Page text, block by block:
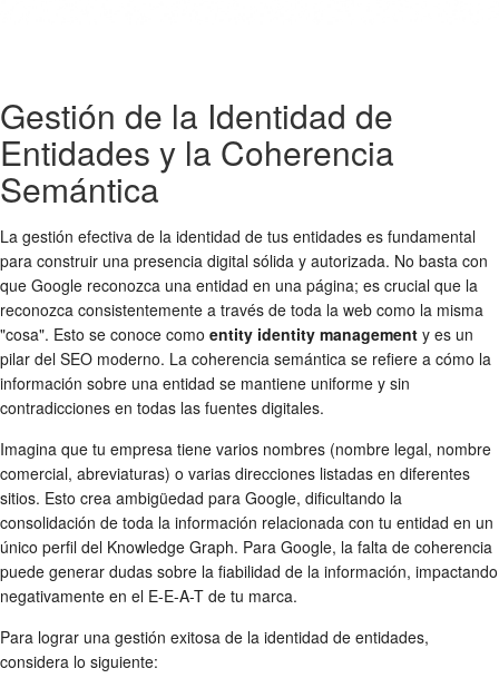
Gestión de la Identidad de
Entidades y la Coherencia
Semántica
La gestión efectiva de la identidad de tus entidades es fundamental
para construir una presencia digital sólida y autorizada. No basta con
que Google reconozca una entidad en una página; es crucial que la
reconozca consistentemente a través de toda la web como la misma
"cosa". Esto se conoce como entity identity management y es un
pilar del SEO moderno. La coherencia semántica se refiere a cómo la
información sobre una entidad se mantiene uniforme y sin
contradicciones en todas las fuentes digitales.
Imagina que tu empresa tiene varios nombres (nombre legal, nombre
comercial, abreviaturas) o varias direcciones listadas en diferentes
sitios. Esto crea ambigüedad para Google, dificultando la
consolidación de toda la información relacionada con tu entidad en un
único perfil del Knowledge Graph. Para Google, la falta de coherencia
puede generar dudas sobre la fiabilidad de la información, impactando
negativamente en el E-E-A-T de tu marca.
Para lograr una gestión exitosa de la identidad de entidades,
considera lo siguiente: